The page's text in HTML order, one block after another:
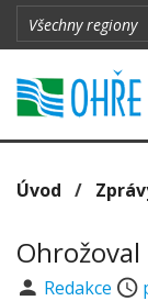
Úvod /
Redakce